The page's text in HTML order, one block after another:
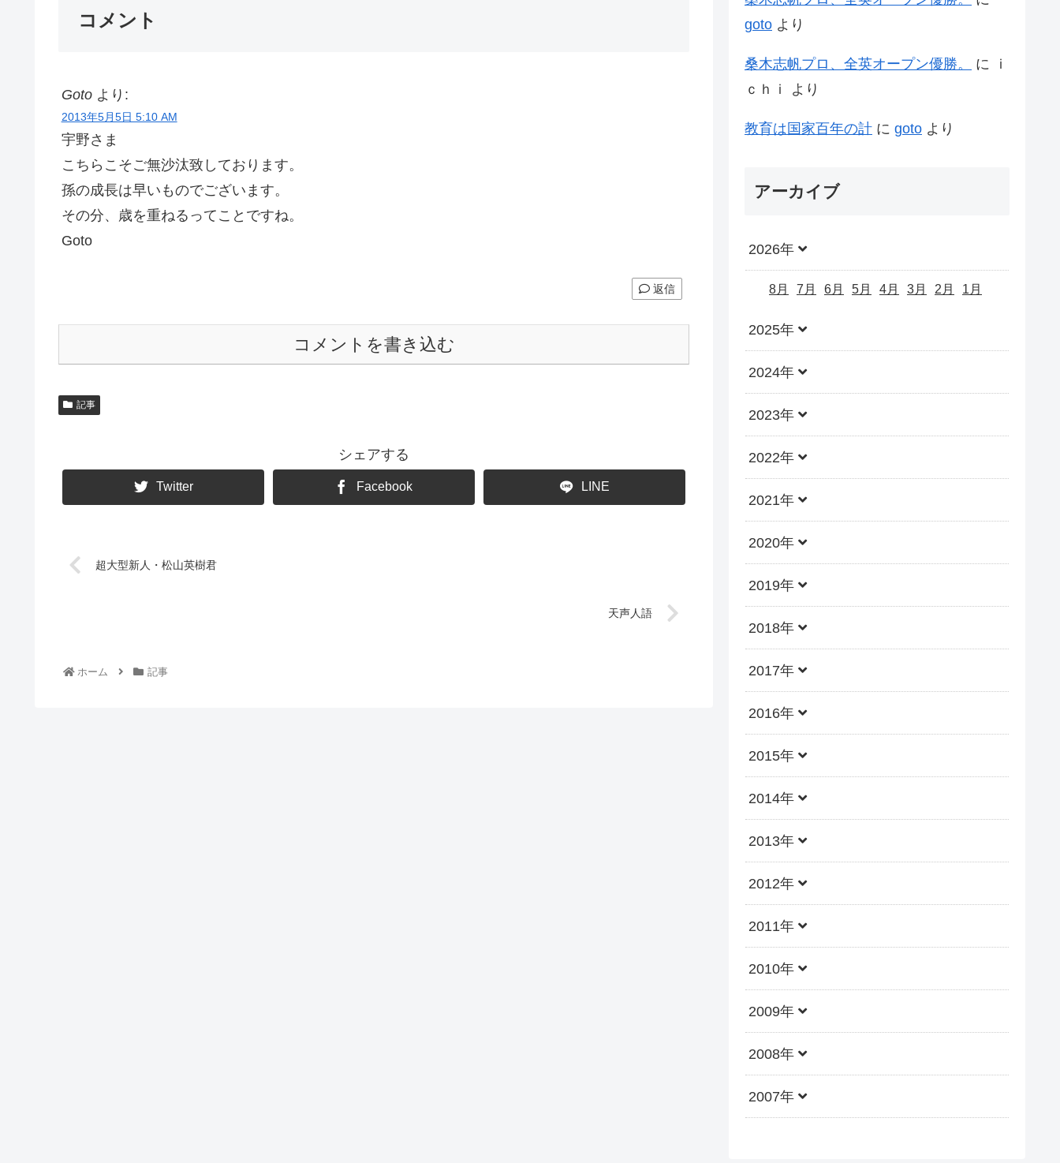
コメント
Goto より:
2013年5月5日 5:10 AM
宇野さま
こちらこそご無沙汰致しております。
孫の成長は早いものでございます。
その分、歳を重ねるってことですね。
Goto
返信
コメントを書き込む
記事
シェアする
Twitter Facebook LINE
超大型新人・松山英樹君
天声人語
ホーム 記事
goto より
桑木志帆プロ、全英オープン優勝。 に
ｉ
ｃｈｉ
より
教育は国家百年の計 に goto より
アーカイブ
2026年
8月 7月 6月 5月 4月 3月 2月 1月
2025年
2024年
2023年
2022年
2021年
2020年
2019年
2018年
2017年
2016年
2015年
2014年
2013年
2012年
2011年
2010年
2009年
2008年
2007年